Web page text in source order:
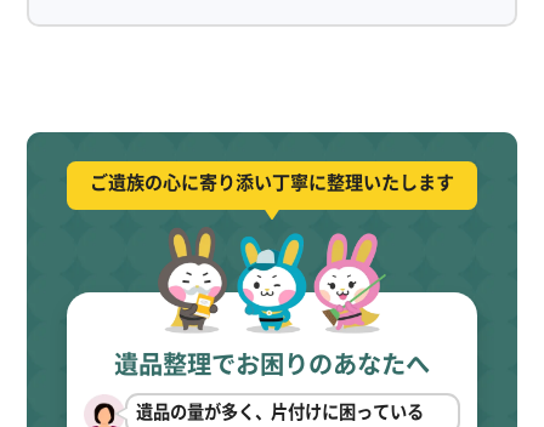
ご遺族の心に寄り添い丁寧に整理いたします
遺品整理でお困りのあなたへ
遺品の量が多く、片付けに困っている